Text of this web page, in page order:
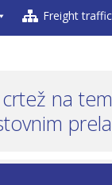
Freight traffic
na